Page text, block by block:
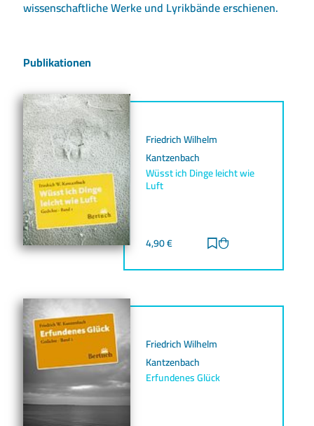
wissenschaftliche Werke und Lyrikbände erschienen.
Publikationen
Friedrich Wilhelm
Kantzenbach
Wüsst ich Dinge leicht wie
Luft
4,90€ Zur Merkliste
Friedrich Wilhelm
Kantzenbach
Erfundenes Glück